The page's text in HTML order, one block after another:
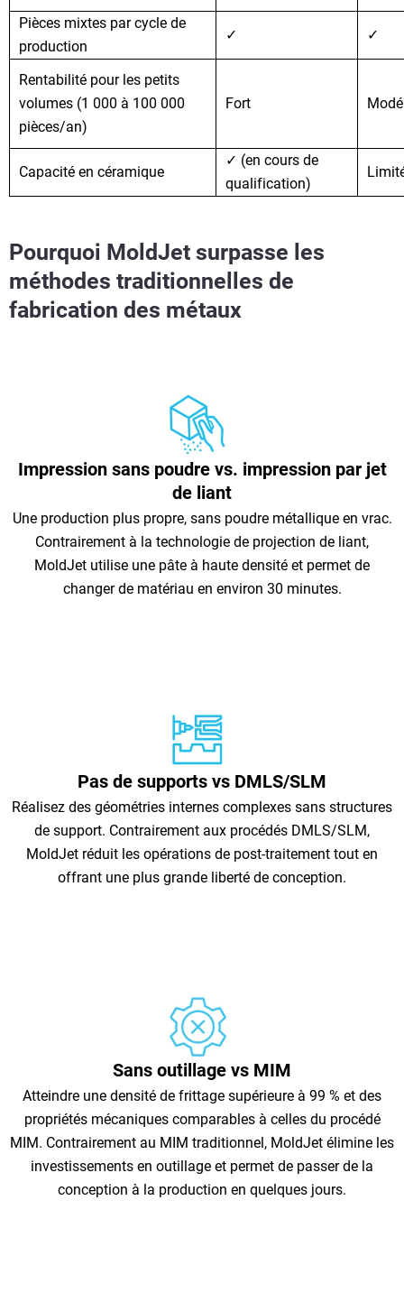
Pièces mixtes par cycle de
production
✓ ✓
Rentabilité pour les petits
volumes (1 000 à 100 000
pièces/an)
Fort
Capacité en céramique
✓ (en cours de
qualification)
Pourquoi MoldJet surpasse les
méthodes traditionnelles de
fabrication des métaux
Impression sans poudre vs. impression par jet
de liant
Une production plus propre, sans poudre métallique en vrac.
Contrairement à la technologie de projection de liant,
MoldJet utilise une pâte à haute densité et permet de
changer de matériau en environ 30 minutes.
Pas de supports vs DMLS/SLM
Réalisez des géométries internes complexes sans structures
de support. Contrairement aux procédés DMLS/SLM,
MoldJet réduit les opérations de post-traitement tout en
offrant une plus grande liberté de conception.
Sans outillage vs MIM
Atteindre une densité de frittage supérieure à 99 % et des
propriétés mécaniques comparables à celles du procédé
MIM. Contrairement au MIM traditionnel, MoldJet élimine les
investissements en outillage et permet de passer de la
conception à la production en quelques jours.